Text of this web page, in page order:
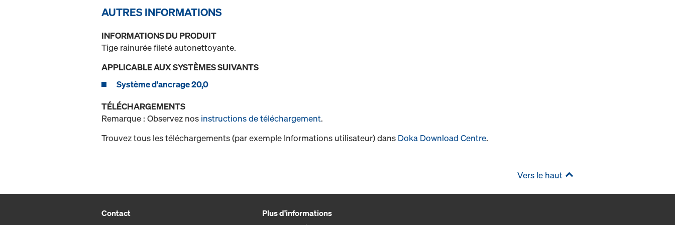
AUTRES INFORMATIONS
INFORMATIONS DU PRODUIT
Tige rainurée fileté autonettoyante.
APPLICABLE AUX SYSTÈMES SUIVANTS
Système d'ancrage 20,0
TÉLÉCHARGEMENTS
Remarque : Observez nos instructions de téléchargement.
Trouvez tous les téléchargements (par exemple Informations utilisateur) dans Doka Download Centre.
Vers le haut
Contact
Plus d'informations